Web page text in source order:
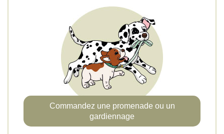
Commandez une promenade ou un
gardiennage